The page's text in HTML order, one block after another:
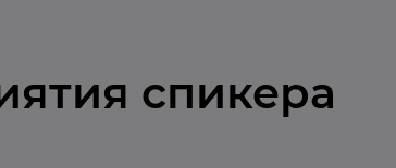
спикера